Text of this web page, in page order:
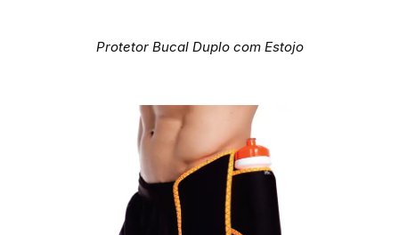
Protetor Bucal Duplo com Estojo